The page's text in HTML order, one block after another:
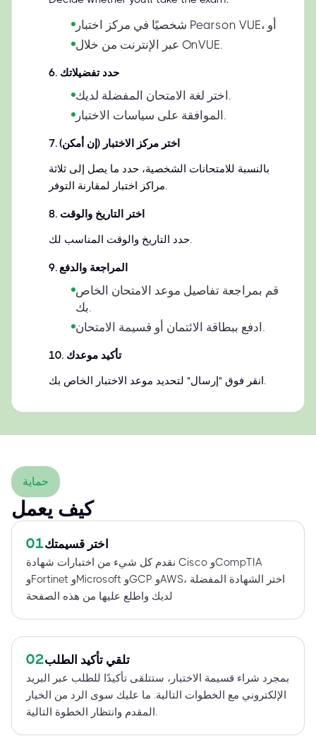
شخصيًا في مركز اختبار Pearson VUE، أو
عبر الإنترنت من خلال OnVUE.
6. حدد تفضيلاتك
اختر لغة الامتحان المفضلة لديك.
الموافقة على سياسات الاختبار.
7.اختر مركز الاختبار (إن أمكن)
بالنسبة للامتحانات الشخصية، حدد ما يصل إلى ثلاثة
مراكز اختبار لمقارنة التوفر.
8. اختر التاريخ والوقت
حدد التاريخ والوقت المناسب لك.
9.المراجعة والدفع
قم بمراجعة تفاصيل موعد الامتحان الخاص
بك.
ادفع ببطاقة الائتمان أو قسيمة الامتحان.
10. تأكيد موعدك
انقر فوق "إرسال" لتحديد موعد الاختبار الخاص بك.
حماية
كيف يعمل
01اختر قسيمتك
نقدم كل شيء من اختبارات شهادة Cisco وCompTIA
وFortinet وMicrosoft وGCP وAWS، اختر الشهادة المفضلة
لديك واطلع عليها من هذه الصفحة
02تلقي تأكيد الطلب
بمجرد شراء قسيمة الاختبار، ستتلقى تأكيدًا للطلب عبر البريد
الإلكتروني مع الخطوات التالية. ما عليك سوى الرد من الخيار
المقدم وانتظار الخطوة التالية.